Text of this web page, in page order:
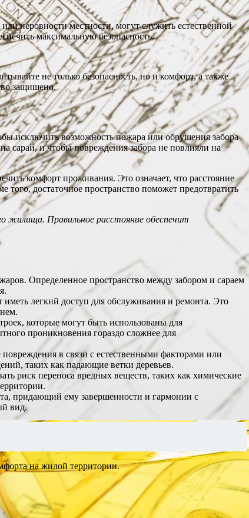
неровности местности, могут служить естественной
максимальную безопасность.
не только безопасность, но и комфорт, а также
защищено.
исключить возможность пожара или обрушения забора
сарай, и чтобы повреждения забора не повлияли на
комфорт проживания. Это означает, что расстояние
достаточное пространство поможет предотвратить
жилища. Правильное расстояние обеспечит
Определенное пространство между забором и сараем
иметь легкий доступ для обслуживания и ремонта. Это
которые могут быть использованы для
проникновения гораздо сложнее для
повреждения в связи с естественными факторами или
таких как падающие ветки деревьев.
риск переноса вредных веществ, таких как химические
придающий ему завершенности и гармонии с
вид.
на жилой территории.